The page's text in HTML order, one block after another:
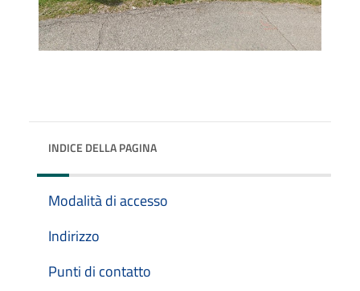
INDICE DELLA PAGINA
Modalità di accesso
Indirizzo
Punti di contatto